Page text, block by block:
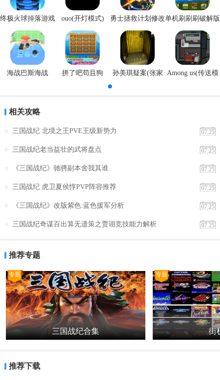
终极火球掉落游戏
ouo(开灯模式)
勇士拯救计划修改单机刷刷刷破解版
海战巴斯海战 拼了吧苟且狗
孙美琪疑案(张家 Among us(传送模
相关攻略
07.25
三国战纪 北境之王PVE王级新势力
07.25
三国战纪老当益壮的武将盘点
07.25
《三国战纪》驰骋副本舍我其谁
07.25
三国战纪 虎卫夏侯惇PVP阵容推荐
07.25
《三国战纪》改版紫色:蓝色援军分析
07.25
三国战纪奇谋百出算无遗策之贾诩竞技能力解析
推荐专题
专题
三国战纪合集
专题
街
推荐下载